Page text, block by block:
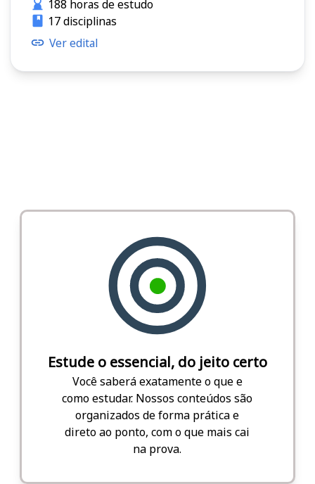
188 horas de estudo
17 disciplinas
Ver edital
Estude o essencial, do jeito certo
Você saberá exatamente o que e
como estudar. Nossos conteúdos são
organizados de forma prática e
direto ao ponto, com o que mais cai
na prova.